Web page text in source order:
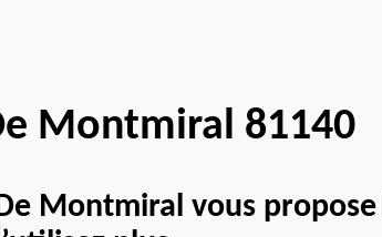
Montmiral 81140
Montmiral vous